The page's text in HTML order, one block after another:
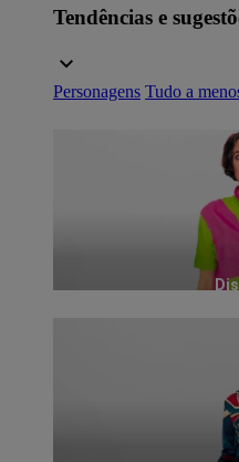
Tendências e
Personagens Tudo a